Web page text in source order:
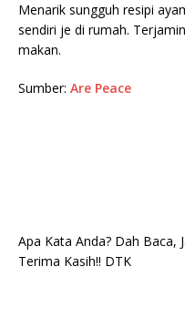
Menarik sungguh resipi
sendiri je di rumah.
makan.
Sumber: Are Peace
Apa Kata Anda? Dah Baca,
Terima Kasih!! DTK